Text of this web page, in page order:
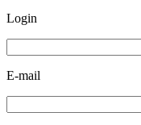
Login
E-mail